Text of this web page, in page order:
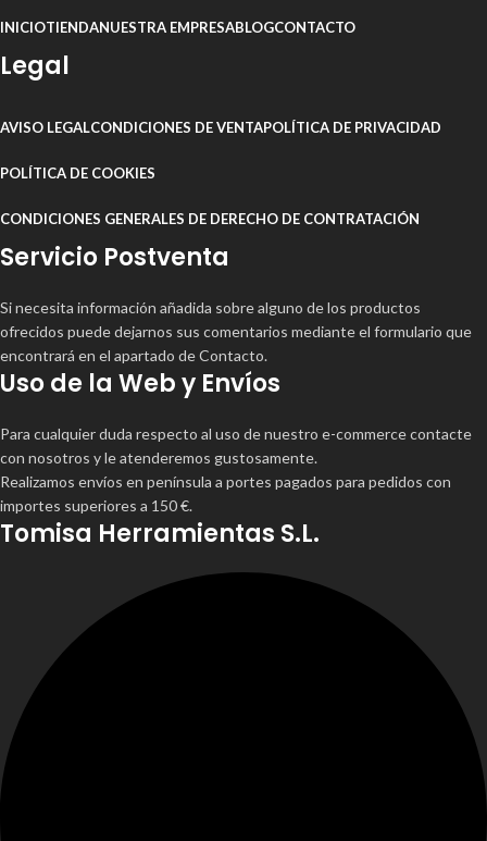
INICIOTIENDANUESTRA EMPRESABLOGCONTACTO
Legal
AVISO LEGALCONDICIONES DE VENTAPOLÍTICA DE PRIVACIDAD
POLÍTICA DE COOKIES
CONDICIONES GENERALES DE DERECHO DE CONTRATACIÓN
Servicio Postventa
Si necesita información añadida sobre alguno de los productos
ofrecidos puede dejarnos sus comentarios mediante el formulario que
encontrará en el apartado de Contacto.
Uso de la Web y Envíos
Para cualquier duda respecto al uso de nuestro e-commerce contacte
con nosotros y le atenderemos gustosamente.
Realizamos envíos en península a portes pagados para pedidos con
importes superiores a 150 €.
Tomisa Herramientas S.L.